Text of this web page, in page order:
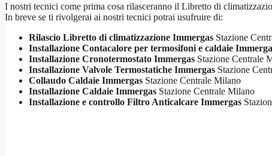
I nostri tecnici come prima cosa rilasceranno il Libretto di
In breve se ti rivolgerai ai nostri tecnici potrai usufruire di:
Rilascio Libretto di climatizzazione Immergas Stazione
Installazione Contacalore per termosifoni e caldaie
Installazione Cronotermostato Immergas Stazione Centrale
Installazione Valvole Termostatiche Immergas Stazione
Collaudo Caldaie Immergas Stazione Centrale Milano
Installazione Caldaie Immergas Stazione Centrale Milano
Installazione e controllo Filtro Anticalcare Immergas